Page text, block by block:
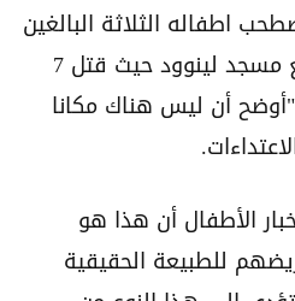
اطفاله الثلاثة البالغين
4 و 9 و12 عاما إلى موقع مسجد لينوود حيث قتل 7
أن ليس هناك مكانا
الأطفال أن هذا هو
للطبيعة الحقيقية